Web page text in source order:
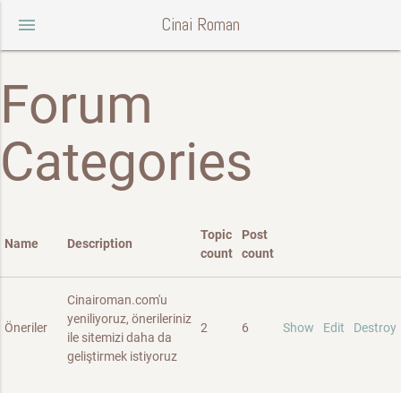
menu Cinai Roman
Forum
Categories
Name Description
Topic
count
Post
count
Öneriler
Cinairoman.com'u
yeniliyoruz, önerileriniz
ile sitemizi daha da
geliştirmek istiyoruz
2 6 Show Edit Destroy